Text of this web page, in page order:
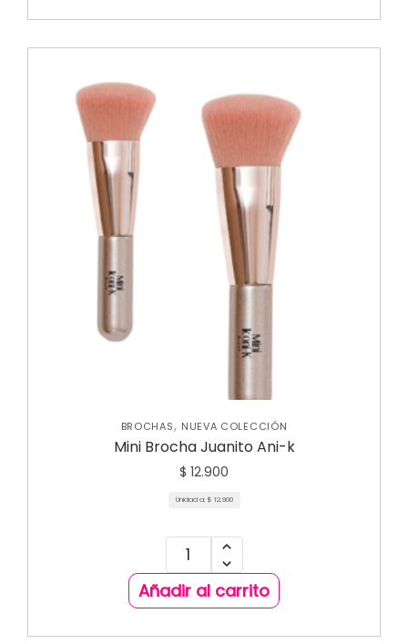
BROCHAS, NUEVA COLECCIÓN
Mini Brocha Juanito Ani-k
$ 12.900
Unidad a: $ 12.900
Añadir al carrito